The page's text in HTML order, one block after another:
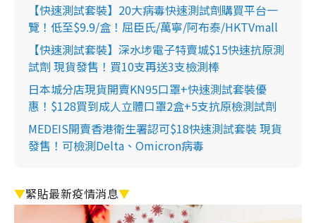
【快速測試套裝】20大病毒快速測試劑購買平台一
覽！低至$9.9/盒！屈臣氏/萬寧/阿布泰/HKTVmall
【快速測試套裝】深水埗電子特賣城$15快速抗原測
試劑 現貨發售！買10支再送3支檢測棒
日本城分店現貨開賣KN95口罩+快速測試套裝優
惠！$128買到成人立體口罩2盒+5支抗原檢測試劑
MEDEIS開賣香港衛生署認可$18快速測試套裝 現貨
發售！可檢測Delta、Omicron病毒
▼緊貼最新疫情消息▼